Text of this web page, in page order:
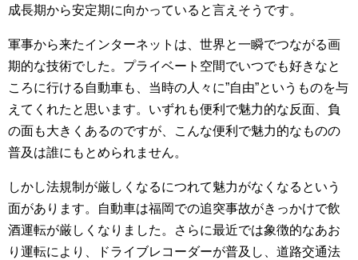
成長期から安定期に向かっていると言えそうです。
軍事から来たインターネットは、世界と一瞬でつながる画
期的な技術でした。プライベート空間でいつでも好きなと
ころに行ける自動車も、当時の人々に”自由”というものを与
えてくれたと思います。いずれも便利で魅力的な反面、負
の面も大きくあるのですが、こんな便利で魅力的なものの
普及は誰にもとめられません。
しかし法規制が厳しくなるにつれて魅力がなくなるという
面があります。自動車は福岡での追突事故がきっかけで飲
酒運転が厳しくなりました。さらに最近では象徴的なあお
り運転により、ドライブレコーダーが普及し、道路交通法